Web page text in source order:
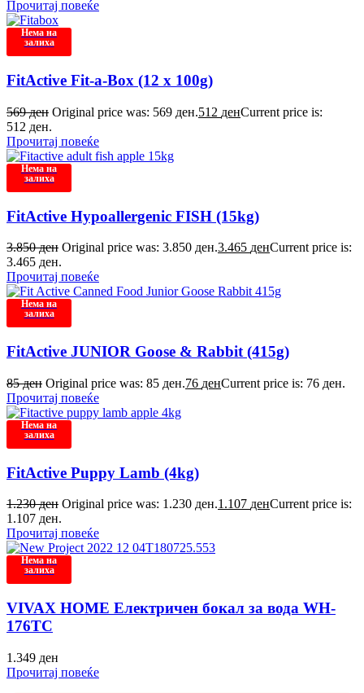
Прочитај повеќе
Нема на
залиха
FitActive Fit-a-Box (12 x 100g)
569ден Original price was: 569 ден.512 денCurrent price is:
512 ден.
Прочитај повеќе
Нема на
залиха
FitActive Hypoallergenic FISH (15kg)
3.850ден Original price was: 3.850 ден.3.465 денCurrent price is:
3.465 ден.
Прочитај повеќе
Нема на
залиха
FitActive JUNIOR Goose & Rabbit (415g)
85ден Original price was: 85 ден.76 денCurrent price is: 76 ден.
Прочитај повеќе
Нема на
залиха
FitActive Puppy Lamb (4kg)
1.230ден Original price was: 1.230 ден.1.107 денCurrent price is:
1.107 ден.
Прочитај повеќе
Нема на
залиха
VIVAX HOME Електричен бокал за вода WH-
176TC
1.349 ден
Прочитај повеќе